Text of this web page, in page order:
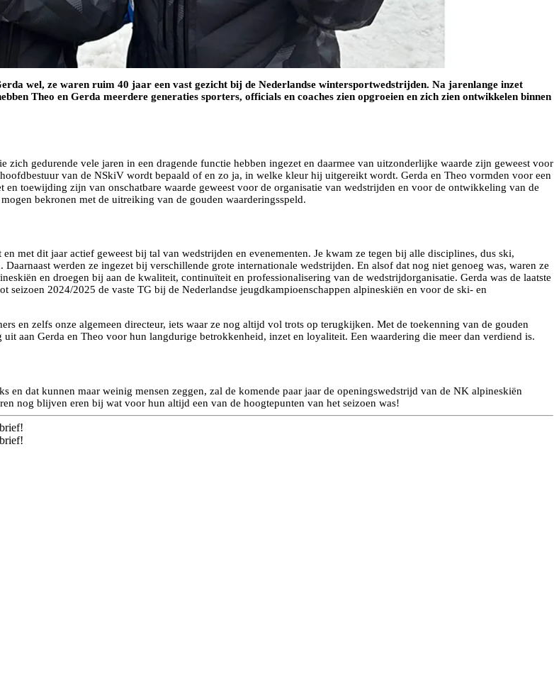
wel, ze waren ruim 40 jaar een vast gezicht bij de Nederlandse wintersportwedstrijden. Na jarenlange inzet
Theo en Gerda meerdere generaties sporters, officials en coaches zien opgroeien en zich zien ontwikkelen binnen
gedurende vele jaren in een dragende functie hebben ingezet en daarmee van uitzonderlijke waarde zijn geweest voor
van de NSkiV wordt bepaald of en zo ja, in welke kleur hij uitgereikt wordt. Gerda en Theo vormden voor een
toewijding zijn van onschatbare waarde geweest voor de organisatie van wedstrijden en voor de ontwikkeling van de
bekronen met de uitreiking van de gouden waarderingsspeld.
met dit jaar actief geweest bij tal van wedstrijden en evenementen. Je kwam ze tegen bij alle disciplines, dus ski,
werden ze ingezet bij verschillende grote internationale wedstrijden. En alsof dat nog niet genoeg was, waren ze
en droegen bij aan de kwaliteit, continuïteit en professionalisering van de wedstrijdorganisatie. Gerda was de laatste
2024/2025 de vaste TG bij de Nederlandse jeugdkampioenschappen alpineskiën en voor de ski- en
en zelfs onze algemeen directeur, iets waar ze nog altijd vol trots op terugkijken. Met de toekenning van de gouden
aan Gerda en Theo voor hun langdurige betrokkenheid, inzet en loyaliteit. Een waardering die meer dan verdiend is.
dat kunnen maar weinig mensen zeggen, zal de komende paar jaar de openingswedstrijd van de NK alpineskiën
nog blijven eren bij wat voor hun altijd een van de hoogtepunten van het seizoen was!